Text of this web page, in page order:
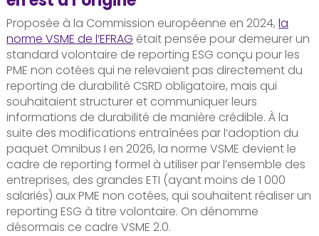
Proposée à la Commission européenne en 2024, la
norme VSME de l’EFRAG était pensée pour demeurer un
standard volontaire de reporting ESG conçu pour les
PME non cotées qui ne relevaient pas directement du
reporting de durabilité CSRD obligatoire, mais qui
souhaitaient structurer et communiquer leurs
informations de durabilité de manière crédible. À la
suite des modifications entraînées par l’adoption du
paquet Omnibus I en 2026, la norme VSME devient le
cadre de reporting formel à utiliser par l’ensemble des
entreprises, des grandes ETI (ayant moins de 1 000
salariés) aux PME non cotées, qui souhaitent réaliser un
reporting ESG à titre volontaire. On dénomme
désormais ce cadre VSME 2.0.